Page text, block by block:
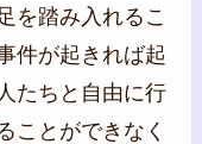
を踏み入れるこ
件が起きれば起
たちと自由に行
ことができなく